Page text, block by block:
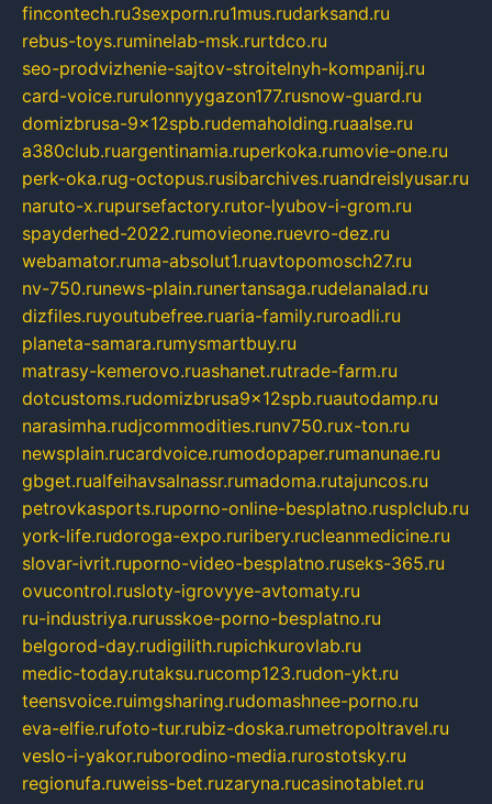
fincontech.ru3sexporn.ru1mus.rudarksand.ru
rebus-toys.ruminelab-msk.rurtdco.ru
seo-prodvizhenie-sajtov-stroitelnyh-kompanij.ru
card-voice.rurulonnyygazon177.rusnow-guard.ru
domizbrusa-9x12spb.rudemaholding.ruaalse.ru
a380club.ruargentinamia.ruperkoka.rumovie-one.ru
perk-oka.rug-octopus.rusibarchives.ruandreislyusar.ru
naruto-x.rupursefactory.rutor-lyubov-i-grom.ru
spayderhed-2022.rumovieone.ruevro-dez.ru
webamator.ruma-absolut1.ruavtopomosch27.ru
nv-750.runews-plain.runertansaga.rudelanalad.ru
dizfiles.ruyoutubefree.ruaria-family.ruroadli.ru
planeta-samara.rumysmartbuy.ru
matrasy-kemerovo.ruashanet.rutrade-farm.ru
dotcustoms.rudomizbrusa9x12spb.ruautodamp.ru
narasimha.rudjcommodities.runv750.rux-ton.ru
newsplain.rucardvoice.rumodopaper.rumanunae.ru
gbget.rualfeihavsalnassr.rumadoma.rutajuncos.ru
petrovkasports.ruporno-online-besplatno.rusplclub.ru
york-life.rudoroga-expo.ruribery.rucleanmedicine.ru
slovar-ivrit.ruporno-video-besplatno.ruseks-365.ru
ovucontrol.rusloty-igrovyye-avtomaty.ru
ru-industriya.rurusskoe-porno-besplatno.ru
belgorod-day.rudigilith.rupichkurovlab.ru
medic-today.rutaksu.rucomp123.rudon-ykt.ru
teensvoice.ruimgsharing.rudomashnee-porno.ru
eva-elfie.rufoto-tur.rubiz-doska.rumetropoltravel.ru
veslo-i-yakor.ruborodino-media.rurostotsky.ru
regionufa.ruweiss-bet.ruzaryna.rucasinotablet.ru